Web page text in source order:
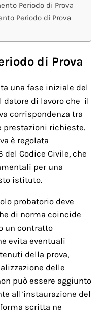
Periodo di Prova
Periodo di Prova
di Prova
una fase iniziale del
datore di lavoro che il
corrispondenza tra
prestazioni richieste.
è regolata
Codice Civile, che
per una
istituto.
probatorio deve
di norma coincide
un contratto
evita eventuali
della prova,
delle
può essere aggiunto
all’instaurazione del
scritta ne